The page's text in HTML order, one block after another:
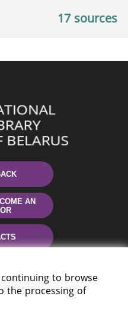
17 sources
AN
continuing to browse
the processing of